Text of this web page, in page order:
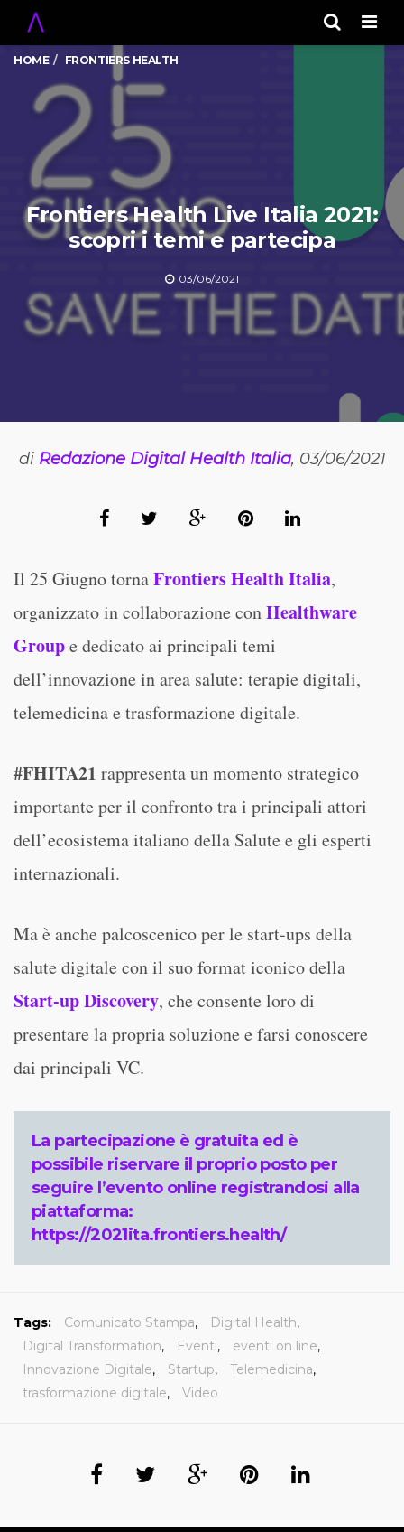
HOME FRONTIERS HEALTH
Frontiers Health Live Italia 2021:
scopri i temi e partecipa
03/06/2021
di Redazione Digital Health Italia, 03/06/2021
Il 25 Giugno tornaFrontiers Health Italia,
organizzato in collaborazione conHealthware
Groupe dedicato ai principali temi
dell’innovazione in area salute: terapie digitali,
telemedicina e trasformazione digitale.
#FHITA21 rappresenta un momento strategico
importante per il confronto tra i principali attori
dell’ecosistema italiano della Salute e gli esperti
internazionali.
Ma è anche palcoscenico per le start-ups della
salute digitale con il suo format iconico della
Start-up Discovery, che consente loro di
presentare la propria soluzione e farsi conoscere
dai principali VC.
La partecipazione è gratuita ed è
possibile riservare il proprio posto per
seguire l’evento online registrandosi alla
piattaforma:
https://2021ita.frontiers.health/
Tags: Comunicato Stampa, Digital Health,
Digital Transformation, Eventi, eventi on line,
Innovazione Digitale, Startup, Telemedicina,
trasformazione digitale, Video